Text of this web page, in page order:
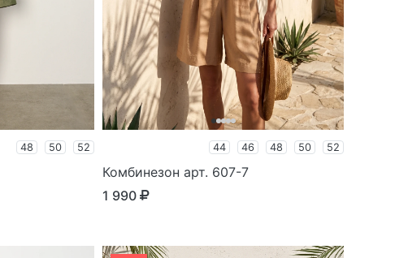
48 50 52 44 46 48 50 52
Комбинезон арт. 607-7
1 990